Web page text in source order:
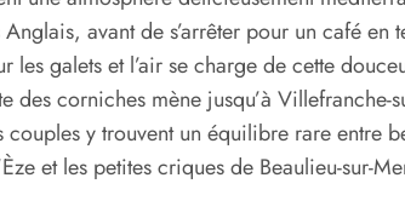
avant de s’arrêter pour un café en
les galets et l’air se charge de cette
des corniches mène jusqu’à Villefranche-
couples y trouvent un équilibre rare entre
et les petites criques de Beaulieu-sur-